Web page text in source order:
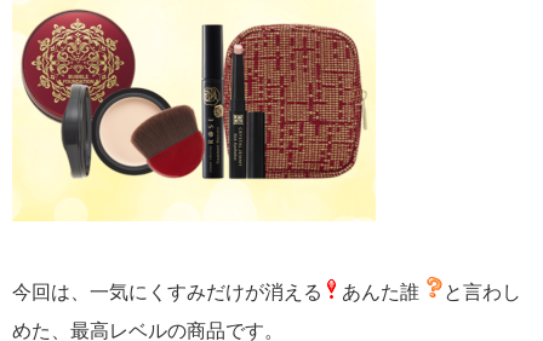
今回は、一気にくすみだけが消える あんた誰
と言わし
めた、最高レベルの商品です。